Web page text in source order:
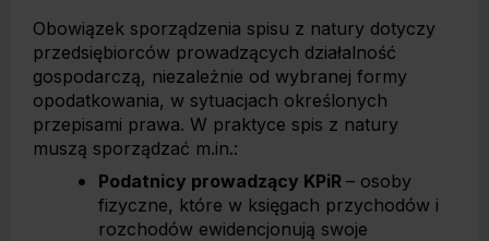
Obowiązek sporządzenia spisu z natury dotyczy
przedsiębiorców prowadzących działalność
gospodarczą, niezależnie od wybranej formy
opodatkowania, w sytuacjach określonych
przepisami prawa. W praktyce spis z natury
muszą sporządzać m.in.:
Podatnicy prowadzący KPiR – osoby
fizyczne, które w księgach przychodów i
rozchodów ewidencjonują swoje